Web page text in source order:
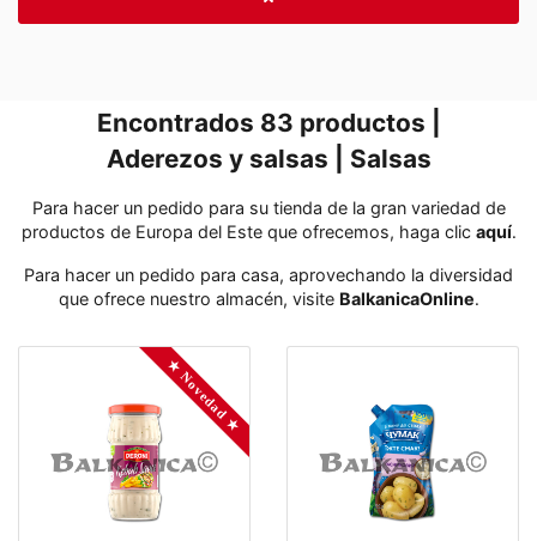
Encontrados 83 productos |
Aderezos y salsas | Salsas
Para hacer un pedido para su tienda de la gran variedad de
productos de Europa del Este que ofrecemos, haga clic aquí․
Para hacer un pedido para casa, aprovechando la diversidad
que ofrece nuestro almacén, visite BalkanicaOnline․
★ Novedad ★